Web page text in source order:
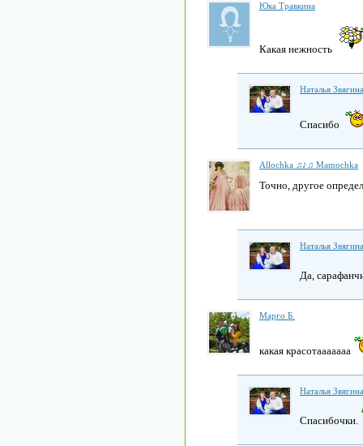
Юка Травкина
Какая нежность
Наталья
Спасибо
Allochka ♫♪♫ Mamochka
Точно, другое
Наталья
Да,
Марго Б.
какая красотааааааа
Наталья
Спасибочки.